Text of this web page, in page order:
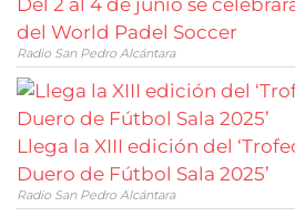
del World Padel Soccer
Radio San Pedro Alcántara
Llega la XIII edición del
Duero de Fútbol Sala 2025’
Radio San Pedro Alcántara